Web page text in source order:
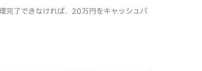
完了できなければ、20万円をキャッシュバ